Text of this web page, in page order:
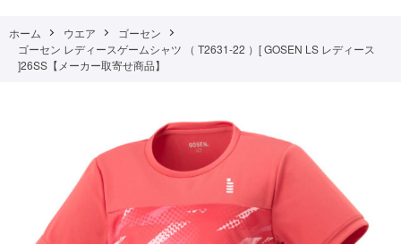
ホーム ウエア
ゴーセン
ゴーセン レディースゲームシャツ （ T2631-22 ）[ GOSEN LS レディース
]26SS【メーカー取寄せ商品】